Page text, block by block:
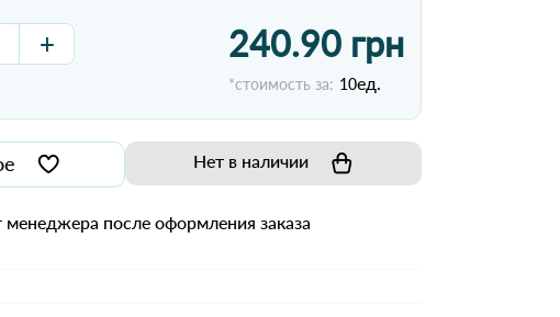
+ 240.90 грн
*стоимость за: 10ед.
Нет в наличии
после оформления заказа